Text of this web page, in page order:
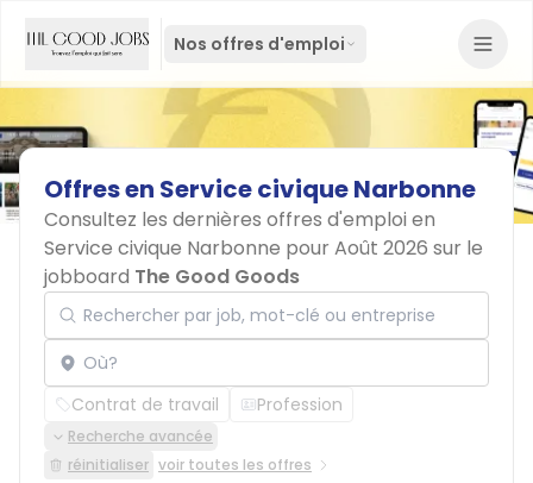
Nos offres d'emploi
Offresen ServiceciviqueNarbonne
Consultez les dernières offres d'emploi en
Service civique Narbonne pour Août 2026 sur le
jobboard The Good Goods
Rechercher par job, mot-clé ou entreprise
Localisation
Contrat de travail Profession
Recherche avancée
réinitialiser voir toutes les offres